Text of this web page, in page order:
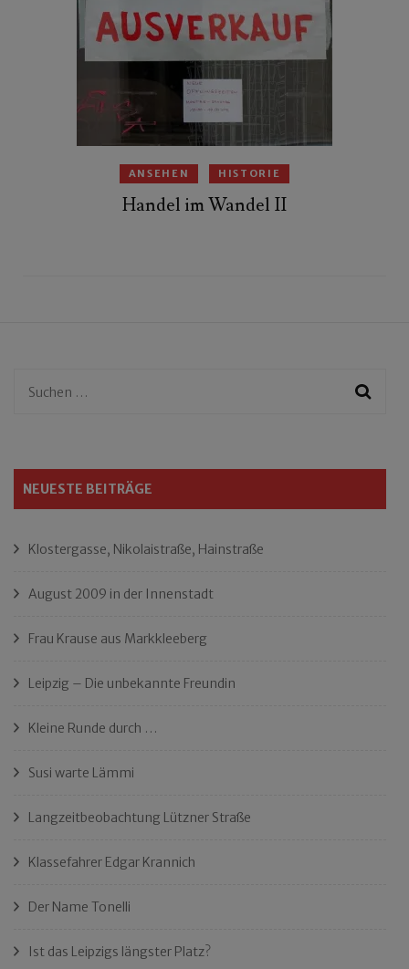
ANSEHEN HISTORIE
Handel im Wandel II
Suchen
NEUESTE BEITRÄGE
Klostergasse, Nikolaistraße, Hainstraße
August 2009 in der Innenstadt
Frau Krause aus Markkleeberg
Leipzig – Die unbekannte Freundin
Kleine Runde durch …
Susi warte Lämmi
Langzeitbeobachtung Lützner Straße
Klassefahrer Edgar Krannich
Der Name Tonelli
Ist das Leipzigs längster Platz?